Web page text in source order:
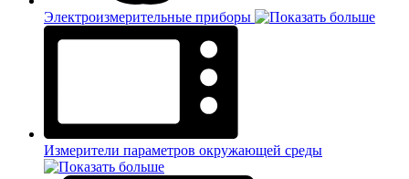
Электроизмерительные приборы
Измерители параметров окружающей среды